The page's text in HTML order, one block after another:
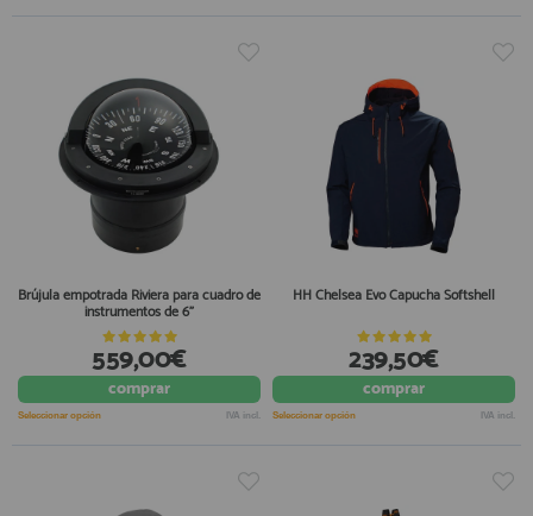
Brújula empotrada Riviera para cuadro de
instrumentos de 6"
559,00€
comprar
Seleccionar opción IVA incl.
HH Chelsea Evo Capucha Softshell
239,50€
comprar
Seleccionar opción IVA incl.